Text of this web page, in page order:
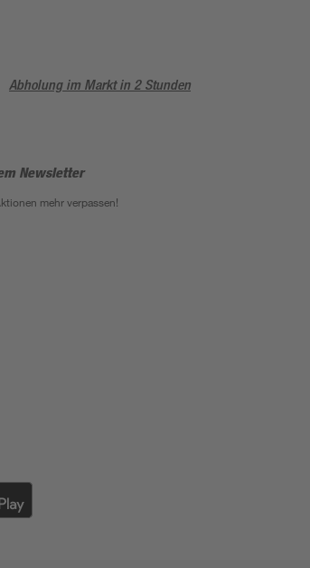
Abholung im Markt in 2 Stunden
Newsletter
mehr verpassen!